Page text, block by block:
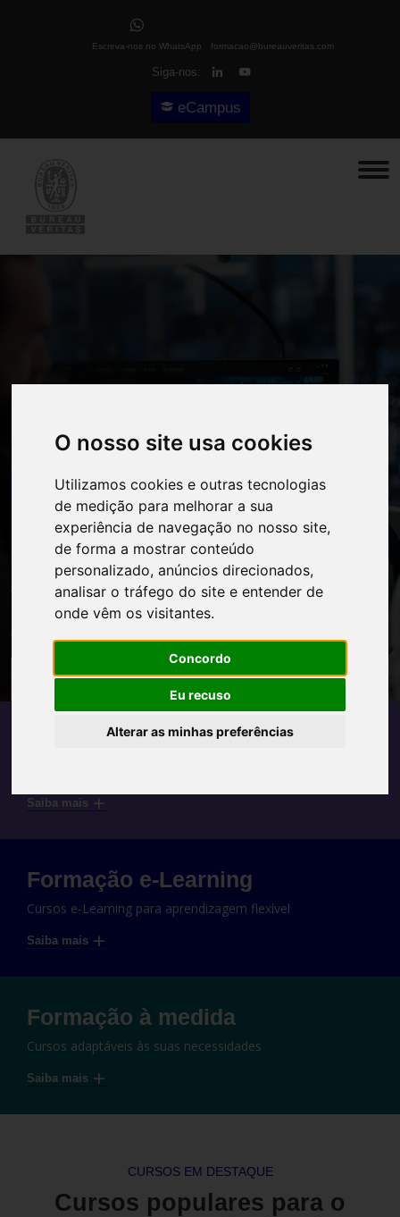
O nosso site usa cookies
Utilizamos cookies e outras tecnologias
de medição para melhorar a sua
experiência de navegação no nosso site,
de forma a mostrar conteúdo
personalizado, anúncios direcionados,
analisar o tráfego do site e entender de
onde vêm os visitantes.
Concordo
Eu recuso
Alterar as minhas preferências
Escreva-nos no WhatsApp formacao@bureauveritas.com
Siga-nos:
eCampus
Webinar Gratuito
Inteligência Artificial na
implementação das ISO
A pressão para implementar e manter
sistemas de gestão ISO eficazes nunca foi
tão elevada
Registe-se
Agenda
Saiba mais
Formação e-Learning
Cursos e-Learning para aprendizagem flexível
Saiba mais
Formação à medida
Cursos adaptáveis às suas necessidades
Saiba mais
CURSOS EM DESTAQUE
Cursos populares para o